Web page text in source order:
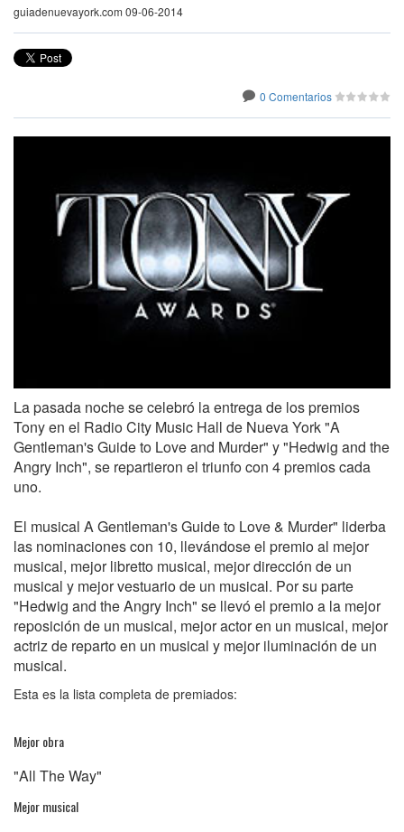
guiadenuevayork.com 09-06-2014
0 Comentarios
La pasada noche se celebró la entrega de los premios
Tony en el Radio City Music Hall de Nueva York "A
Gentleman's Guide to Love and Murder" y "Hedwig and the
Angry Inch", se repartieron el triunfo con 4 premios cada
uno.
El musical A Gentleman's Guide to Love & Murder" liderba
las nominaciones con 10, llevándose el premio al mejor
musical, mejor libretto musical, mejor dirección de un
musical y mejor vestuario de un musical. Por su parte
"Hedwig and the Angry Inch" se llevó el premio a la mejor
reposición de un musical, mejor actor en un musical, mejor
actriz de reparto en un musical y mejor iluminación de un
musical.
Esta es la lista completa de premiados:
Mejor obra
"All The Way"
Mejor musical